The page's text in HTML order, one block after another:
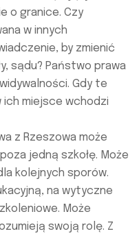
o granice. Czy
w innych
by zmienić
sądu? Państwo prawa
Gdy te
ich miejsce wchodzi
z Rzeszowa może
jedną szkołę. Może
kolejnych sporów.
na wytyczne
Może
swoją rolę. Z